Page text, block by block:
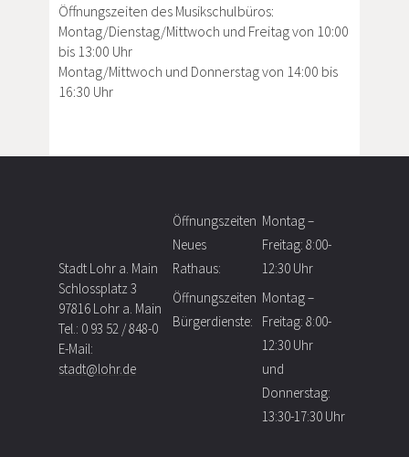
Öffnungszeiten des Musikschulbüros:
Montag/Dienstag/Mittwoch und Freitag von 10:00
bis 13:00 Uhr
Montag/Mittwoch und Donnerstag von 14:00 bis
16:30 Uhr
Stadt Lohr a. Main
Schlossplatz 3
97816 Lohr a. Main
Tel.: 0 93 52 / 848-0
E-Mail:
stadt@lohr.de
Öffnungszeiten
Neues
Rathaus:
Montag –
Freitag: 8:00-
12:30 Uhr
Öffnungszeiten
Bürgerdienste:
Montag –
Freitag: 8:00-
12:30 Uhr
und
Donnerstag:
13:30-17:30 Uhr